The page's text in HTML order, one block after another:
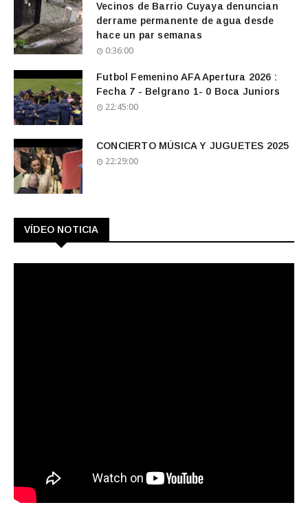
Vecinos de Barrio Cuyaya denuncian
derrame permanente de agua desde
hace un par semanas
0:36:00
Futbol Femenino AFA Apertura 2026 :
Fecha 7 - Belgrano 1- 0 Boca Juniors
22:45:00
CONCIERTO MÚSICA Y JUGUETES 2025
22:29:00
VÍDEO NOTICIA